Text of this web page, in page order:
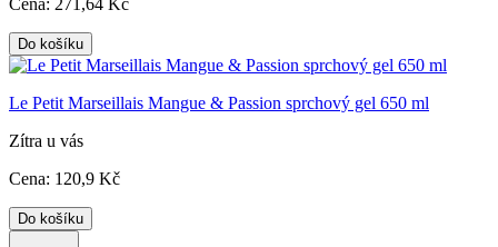
Cena: 271 ,64 Kč
Do košíku
Le Petit Marseillais Mangue & Passion sprchový gel 650 ml
Zítra u vás
Cena: 120,9 Kč
Do košíku